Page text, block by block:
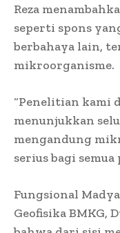
Reza
seperti spons
berbahaya lain,
mikroorganisme.
“Penelitian kami
menunjukkan
mengandung
serius bagi semua
Fungsional
Geofisika BMKG,